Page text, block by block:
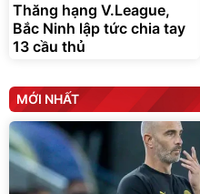
Thăng hạng V.League,
Bắc Ninh lập tức chia tay
13 cầu thủ
MỚI NHẤT